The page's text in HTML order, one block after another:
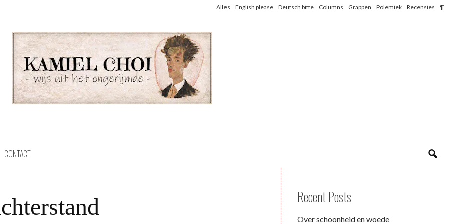
Alles English please Deutsch bitte Columns Grappen Polemiek Recensies ¶
CONTACT
Recent Posts
Over schoonheid en woede